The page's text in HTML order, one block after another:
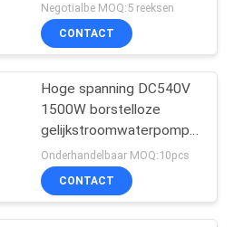
12V voor elektrische
auto maximale stroom
40L/min
Negotialbe MOQ:5 reeksen
CONTACT
Hoge spanning DC540V
1500W borstelloze
gelijkstroomwaterpomp
JP1500-540V Voor
elektrische machines
Onderhandelbaar MOQ:10pcs
CONTACT